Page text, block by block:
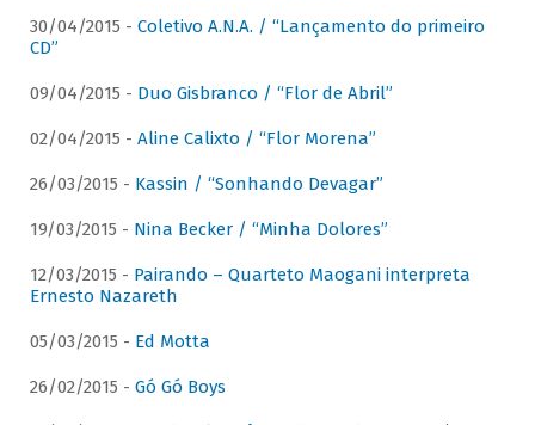
30/04/2015 - Coletivo A.N.A. / “Lançamento do primeiro
CD”
09/04/2015 - Duo Gisbranco / “Flor de Abril”
02/04/2015 - Aline Calixto / “Flor Morena”
26/03/2015 - Kassin / “Sonhando Devagar”
19/03/2015 - Nina Becker / “Minha Dolores”
12/03/2015 - Pairando – Quarteto Maogani interpreta
Ernesto Nazareth
05/03/2015 - Ed Motta
26/02/2015 - Gó Gó Boys